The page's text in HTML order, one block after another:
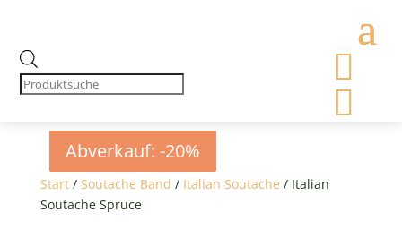
search


Start/ Soutache Band / Italian Soutache / Italian
Soutache Spruce
Abverkauf: -20%
Abverkauf: -20%
Abverkauf: -20%
Abverkauf: -20%